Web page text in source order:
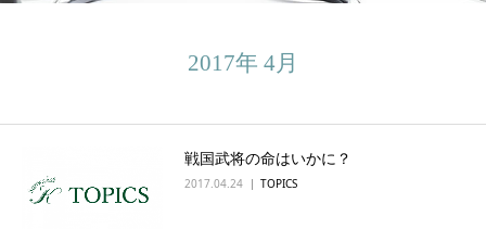
2017年 4月
戦国武将の命はいかに？
2017.04.24 TOPICS